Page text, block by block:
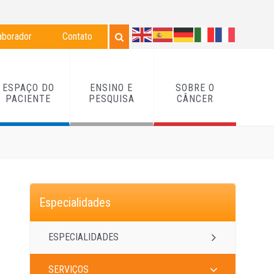
Contato
ESPAÇO DO
PACIENTE
ENSINO E
PESQUISA
SOBRE O
CÂNCER
Especialidades
ESPECIALIDADES
SERVIÇOS